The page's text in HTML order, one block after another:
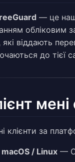
— це наш
обліковим
які віддають
до тієї
клієнти за
/ Linux —